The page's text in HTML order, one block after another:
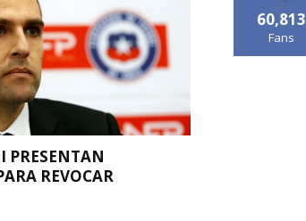
PRESENTAN
REVOCAR
60,813
Fans